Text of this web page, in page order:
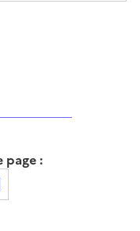
page :
sur LinkedIn